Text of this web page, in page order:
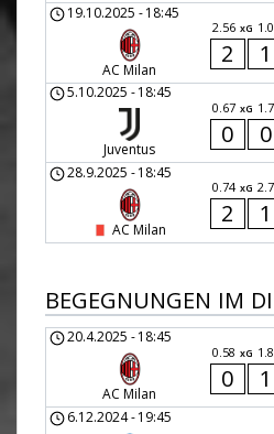
19.10.2025 -18:45
AC Milan
2.56 xG
2 1
5.10.2025 -18:45
Juventus
0.67 xG
0 0
28.9.2025 -18:45
AC Milan
0.74 xG
2 1
BEGEGNUNGEN IM
20.4.2025 -18:45
AC Milan
0.58 xG
0 1
6.12.2024-19:45